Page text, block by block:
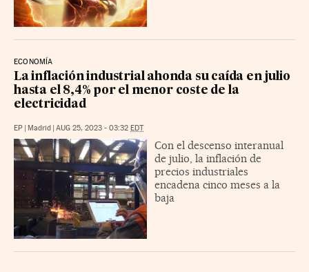
ECONOMÍA
La inflación industrial ahonda su caída en julio
hasta el 8,4% por el menor coste de la
electricidad
EP Madrid AUG 25, 2023 - 03:32 EDT
Con el descenso interanual
de julio, la inflación de
precios industriales
encadena cinco meses a la
baja